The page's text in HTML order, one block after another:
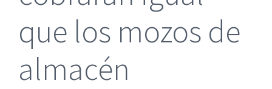
que los mozos de
almacén